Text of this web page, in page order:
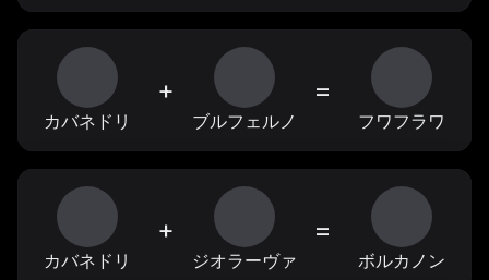
カバネドリ
+
ブルフェルノ
=
フワフラワ
カバネドリ
+
ジオラーヴァ
=
ボルカノン